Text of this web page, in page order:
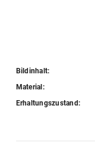
Bildinhalt:
Material:
Erhaltungszustand: